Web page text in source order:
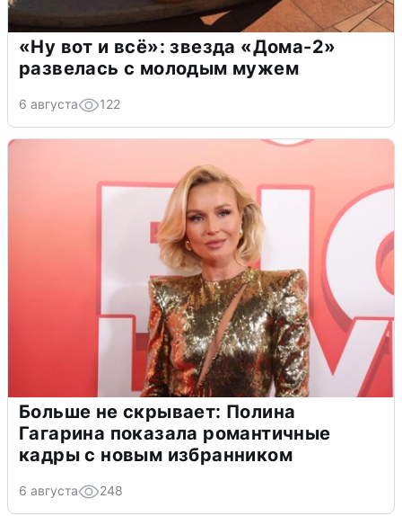
«Ну вот и всё»: звезда «Дома-2»
развелась с молодым мужем
6 августа 122
Больше не скрывает: Полина
Гагарина показала романтичные
кадры с новым избранником
6 августа 248